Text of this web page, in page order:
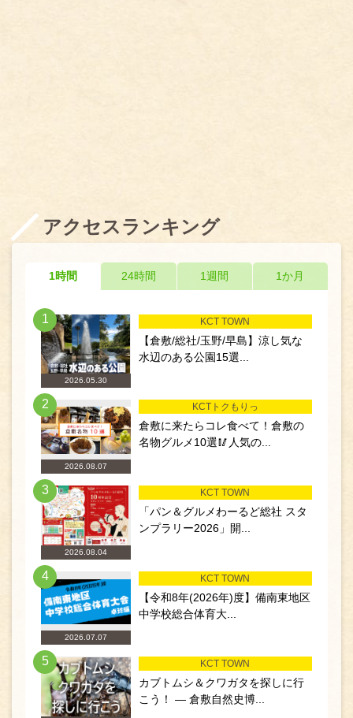
アクセスランキング
1時間 24時間 1週間 1か月
1
2026.05.30
KCT TOWN
【倉敷/総社/玉野/早島】涼し気な
水辺のある公園15選...
2
2026.08.07
KCTトクもりっ
倉敷に来たらコレ食べて！倉敷の
名物グルメ10選🥢人気の...
3
2026.08.04
KCT TOWN
「パン＆グルメわーるど総社 スタ
ンプラリー2026」開...
4
2026.07.07
KCT TOWN
【令和8年(2026年)度】備南東地区
中学校総合体育大...
5 KCT TOWN
カブトムシ＆クワガタを探しに行
こう！ ― 倉敷自然史博...